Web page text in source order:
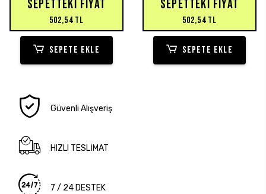
SEPETTEKI FIYAT
502,54 TL
SEPETE EKLE
SEPETTEKI FIYAT
502,54 TL
SEPETE EKLE
Güvenli Alışveriş
HIZLI TESLİMAT
7 / 24 DESTEK